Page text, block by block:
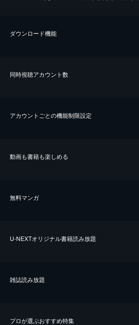
ダウンロード機能
同時視聴アカウント数
アカウントごとの機能制限設定
動画も書籍も楽しめる
無料マンガ
U-NEXTオリジナル書籍読み放題
雑誌読み放題
プロが選ぶおすすめ特集